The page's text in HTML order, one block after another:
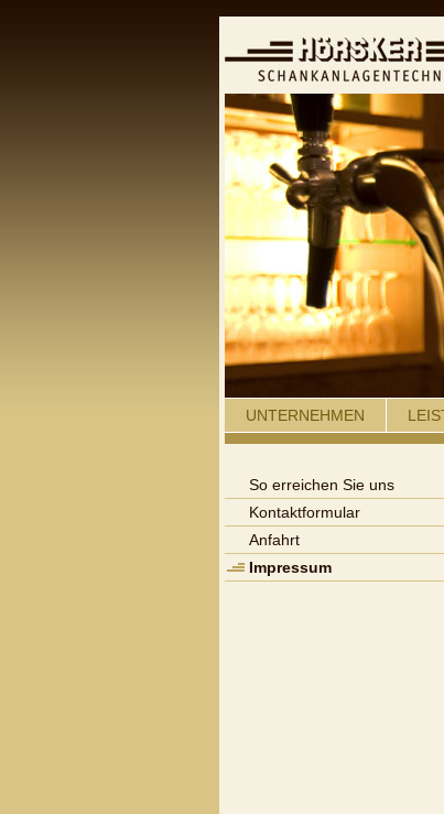
UNTERNEHMEN
So erreichen Sie uns
Kontaktformular
Anfahrt
Impressum